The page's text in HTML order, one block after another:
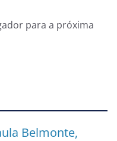
para a próxima
Belmonte,